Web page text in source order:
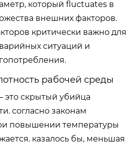
который fluctuates в
внешних факторов.
критически важно для
ситуаций и
рабочей среды
это скрытый убийца
согласно законам
повышении температуры
казалось бы, меньшая